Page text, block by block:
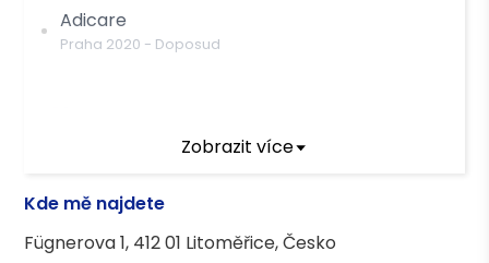
Adicare
Praha 2020 - Doposud
PVŠPS
Zobrazit více
Kde mě najdete
Fügnerova 1, 412 01 Litoměřice, Česko